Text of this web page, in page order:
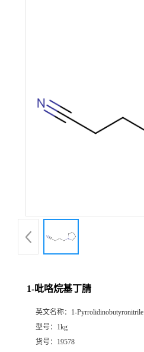
1-吡咯烷基丁腈
英文名称： 1-Pyrrolidinobutyronitrile
型号： 1kg
货号： 19578